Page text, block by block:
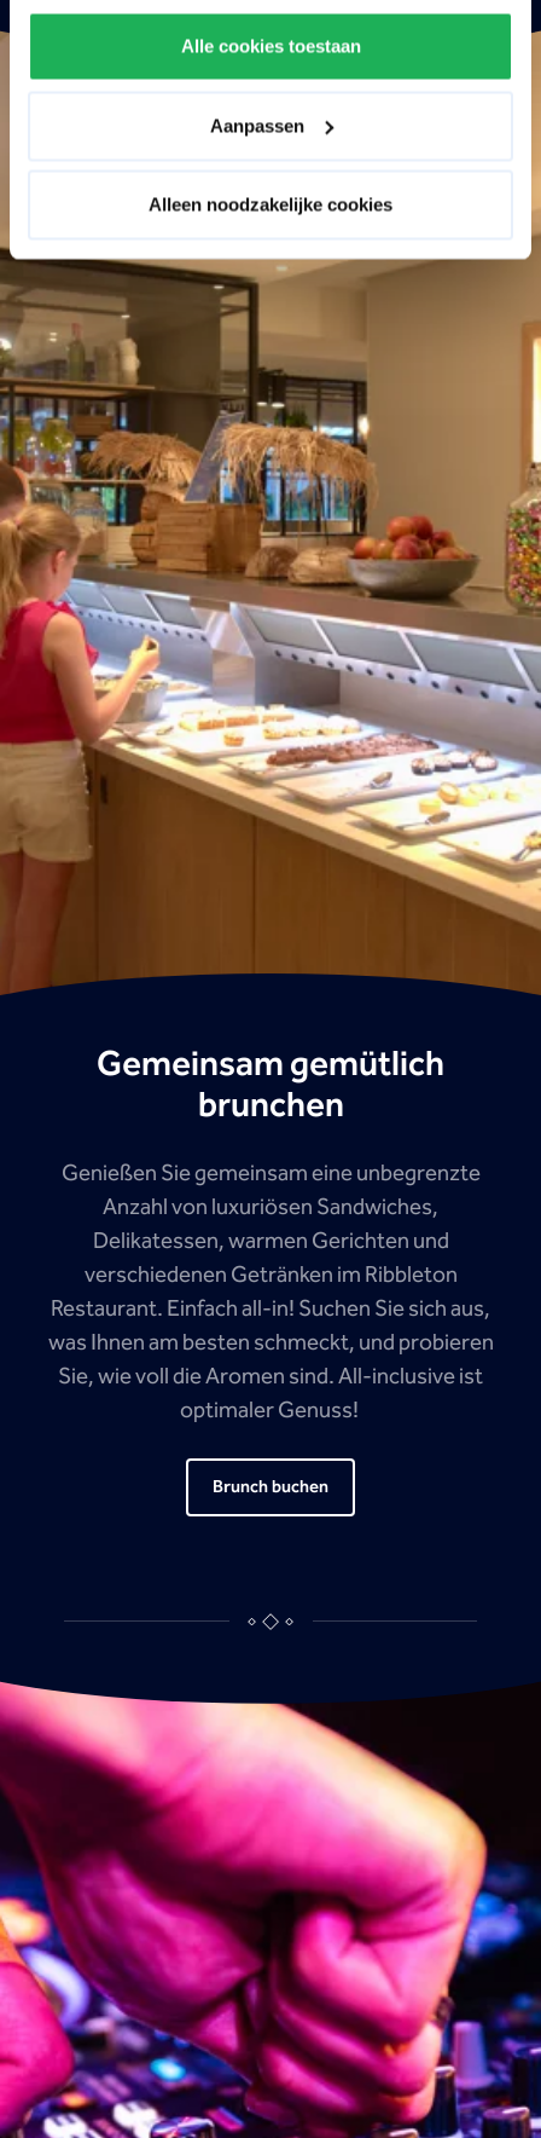
Alle cookies toestaan
Aanpassen
Alleen noodzakelijke cookies
Gemeinsam gemütlich
brunchen
Genießen Sie gemeinsam eine unbegrenzte
Anzahl von luxuriösen Sandwiches,
Delikatessen, warmen Gerichten und
verschiedenen Getränken im Ribbleton
Restaurant. Einfach all-in! Suchen Sie sich aus,
was Ihnen am besten schmeckt, und probieren
Sie, wie voll die Aromen sind. All-inclusive ist
optimaler Genuss!
Brunch buchen